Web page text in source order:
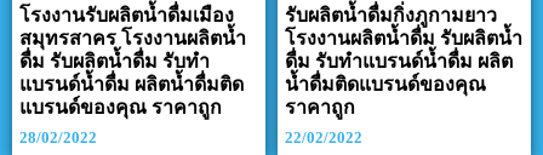
โรงงานรับผลิตน้ำดื่มเมือง
สมุทรสาคร โรงงานผลิตน้ำ
ดื่ม รับผลิตน้ำดื่ม รับทำ
แบรนด์น้ำดื่ม ผลิตน้ำดื่มติด
แบรนด์ของคุณ ราคาถูก
28/02/2022
รับผลิตน้ำดื่มกิ่งภูกามยาว
โรงงานผลิตน้ำดื่ม รับผลิตน้ำ
ดื่ม รับทำแบรนด์น้ำดื่ม ผลิต
น้ำดื่มติดแบรนด์ของคุณ
ราคาถูก
22/02/2022